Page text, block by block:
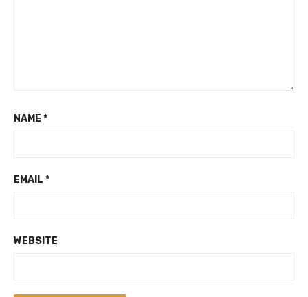
NAME *
EMAIL *
WEBSITE